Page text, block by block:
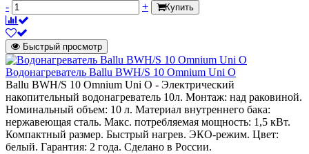
-
+ Купить
Быстрый просмотр
Водонагреватель Ballu BWH/S 10 Omnium Uni O
Ballu BWH/S 10 Omnium Uni O - Электрический
накопительный водонагреватель 10л. Монтаж: над раковиной.
Номинальный объем: 10 л. Материал внутреннего бака:
нержавеющая сталь. Макс. потребляемая мощность: 1,5 кВт.
Компактный размер. Быстрый нагрев. ЭКО-режим. Цвет:
белый. Гарантия: 2 года. Сделано в России.